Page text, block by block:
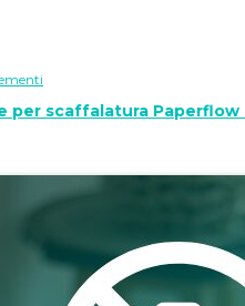
scaffalatura Paperflow